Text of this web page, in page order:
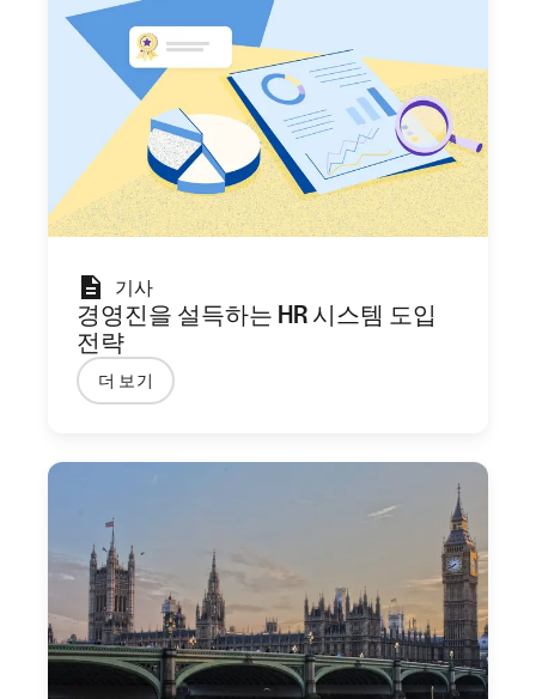
기사
경영진을 설득하는 HR 시스템 도입
전략
더 보기